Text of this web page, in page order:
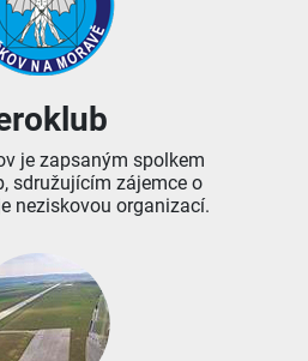
je zapsaným spolkem
sdružujícím zájemce o
neziskovou organizací.